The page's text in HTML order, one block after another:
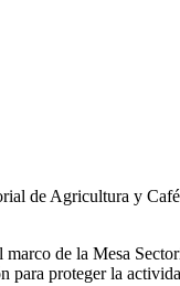
de Agricultura y
de la Mesa
para proteger la